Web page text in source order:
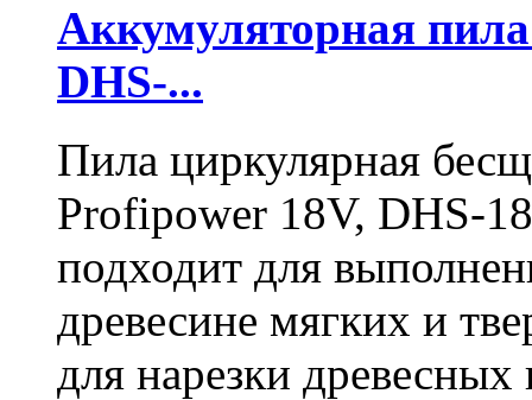
Аккумуляторная
DHS-...
Пила циркулярная
Profipower 18V, DHS-
подходит для
древесине мягких и
для нарезки